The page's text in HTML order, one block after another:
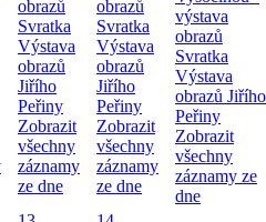
obrazů
Svratka
Výstava
obrazů
Jiřího
Peřiny
Zobrazit
všechny
záznamy
ze dne
obrazů
Svratka
Výstava
obrazů
Jiřího
Peřiny
Zobrazit
všechny
záznamy
ze dne
výstava
obrazů
Svratka
Výstava
obrazů Jiřího
Peřiny
Zobrazit
všechny
záznamy ze
dne